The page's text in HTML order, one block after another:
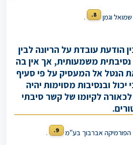
שמואל וגמן 8.
.
הודעת עובדת על הריונה לבין
נסיבתית משמעותית, אך אין בה
הנטל אל המעסיק על פי סעיף
יכול ובנסיבות מסוימות יהיה
לקיומו של קשר סיבתי
הפורמיקה אברבוך בע"מ 9.
.